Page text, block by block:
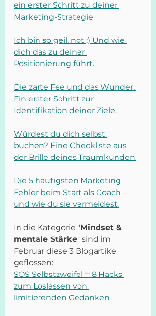
ein erster Schritt zu deiner
Marketing-Strategie
Ich bin so geil. not ;) Und wie
dich das zu deiner
Positionierung führt.
Die zarte Fee und das Wunder.
Ein erster Schritt zur
Identifikation deiner Ziele.
Würdest du dich selbst
buchen? Eine Checkliste aus
der Brille deines Traumkunden.
Die 5 häufigsten Marketing
Fehler beim Start als Coach –
und wie du sie vermeidest.
In die Kategorie "Mindset &
mentale Stärke" sind im
Februar diese 3 Blogartikel
geflossen:
SOS Selbstzweifel ⎻ 8 Hacks
zum Loslassen von
limitierenden Gedanken